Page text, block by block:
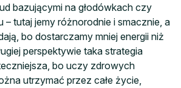
bazującymi na głodówkach czy
– tutaj jemy różnorodnie i smacznie, a
bo dostarczamy mniej energii niż
perspektywie taka strategia
bo uczy zdrowych
utrzymać przez całe życie,